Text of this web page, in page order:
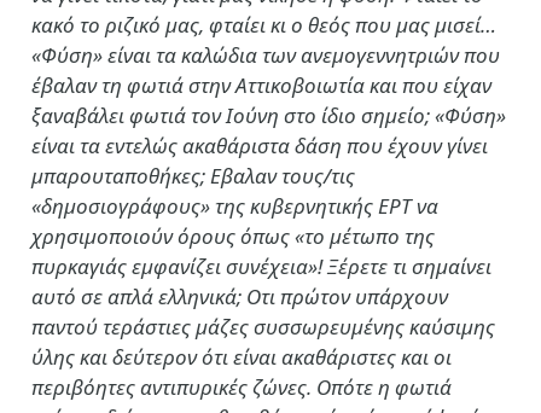
κακό το ριζικό μας, φταίει κι ο θεός που μας μισεί…
«Φύση» είναι τα καλώδια των ανεμογεννητριών που
έβαλαν τη φωτιά στην Αττικοβοιωτία και που είχαν
ξαναβάλει φωτιά τον Ιούνη στο ίδιο σημείο; «Φύση»
είναι τα εντελώς ακαθάριστα δάση που έχουν γίνει
μπαρουταποθήκες; Εβαλαν τους/τις
«δημοσιογράφους» της κυβερνητικής ΕΡΤ να
χρησιμοποιούν όρους όπως «το μέτωπο της
πυρκαγιάς εμφανίζει συνέχεια»! Ξέρετε τι σημαίνει
αυτό σε απλά ελληνικά; Οτι πρώτον υπάρχουν
παντού τεράστιες μάζες συσσωρευμένης καύσιμης
ύλης και δεύτερον ότι είναι ακαθάριστες και οι
περιβόητες αντιπυρικές ζώνες. Οπότε η φωτιά